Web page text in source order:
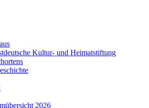
von 1929 e. V.
Kultur- und Heimatstiftung
2026